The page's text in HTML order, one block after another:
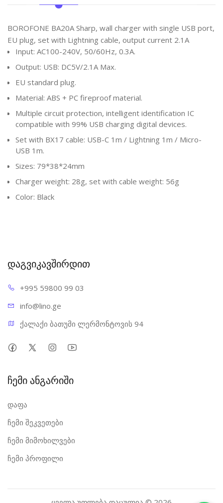
BOROFONE BA20A Sharp, wall charger with single USB port,
EU plug, set with Lightning cable, output current 2.1A
Input: AC100-240V, 50/60Hz, 0.3A.
Output: USB: DC5V/2.1A Max.
EU standard plug.
Material: ABS + PC fireproof material.
Multiple circuit protection, intelligent identification IC
compatible with 99% USB charging digital devices.
Set with BX17 cable: USB-C 1m / Lightning 1m / Micro-
USB 1m.
Sizes: 79*38*24mm
Charger weight: 28g, set with cable weight: 56g
Color: Black
დაგვიკავშირდით
+995 59800 99 03
info@lino.ge
ქალაქი ბათუმი ლერმონტოვის 94
ჩემი ანგარიში
დაფა
ჩემი შეკვეთები
ჩემი მიმოხილვები
ჩემი პროფილი